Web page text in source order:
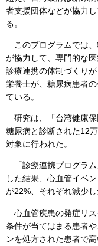
者支援団体などが協力
る。
このプログラムでは、
が協力して、専門的な
診療連携の体制づくり
栄養士が、糖尿病患者
ている。
研究は、「台湾健康保
糖尿病と診断された12
対象に行われた。
「診療連携プログラム
した結果、心血管イベ
が22%、それぞれ減少し
心血管疾患の発症リス
条件が当てはまる患者
ンを処方された患者で